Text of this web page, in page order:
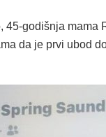
45-godišnja mama
da je prvi ubod